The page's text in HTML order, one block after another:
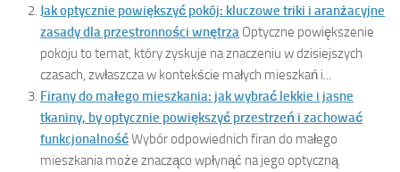
Jak optycznie powiększyć pokój: kluczowe triki i aranżacyjne
zasady dla przestronności wnętrza Optyczne powiększenie
pokoju to temat, który zyskuje na znaczeniu w dzisiejszych
czasach, zwłaszcza w kontekście małych mieszkań i...
Firany do małego mieszkania: jak wybrać lekkie i jasne
tkaniny, by optycznie powiększyć przestrzeń i zachować
funkcjonalnośćWybór odpowiednich firan do małego
mieszkania może znacząco wpłynąć na jego optyczną